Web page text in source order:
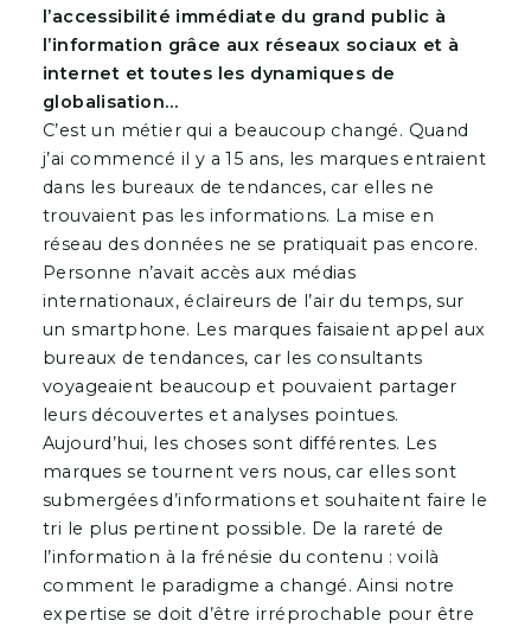
l’accessibilité immédiate du grand public à
l’information grâce aux réseaux sociaux et à
internet et toutes les dynamiques de
globalisation…
C’est un métier qui a beaucoup changé. Quand
j’ai commencé il y a 15 ans, les marques entraient
dans les bureaux de tendances, car elles ne
trouvaient pas les informations. La mise en
réseau des données ne se pratiquait pas encore.
Personne n’avait accès aux médias
internationaux, éclaireurs de l’air du temps, sur
un smartphone. Les marques faisaient appel aux
bureaux de tendances, car les consultants
voyageaient beaucoup et pouvaient partager
leurs découvertes et analyses pointues.
Aujourd’hui, les choses sont différentes. Les
marques se tournent vers nous, car elles sont
submergées d’informations et souhaitent faire le
tri le plus pertinent possible. De la rareté de
l’information à la frénésie du contenu : voilà
comment le paradigme a changé. Ainsi notre
expertise se doit d’être irréprochable pour être